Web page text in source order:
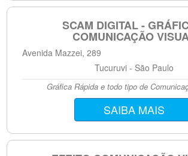
SCAM DIGITAL -
COMUNICAÇÃO
Avenida Mazzei, 289
Tucuruvi - São Paulo
Gráfica Rápida e todo tipo de
SAIBA MAIS